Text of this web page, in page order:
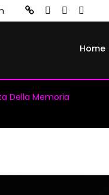
Home
Della Memoria